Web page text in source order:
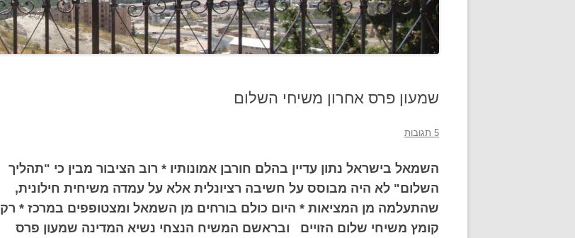
שמעון פרס אחרון משיחי השלום
5 תגובות
השמאל בישראל נתון עדיין בהלם חורבן אמונותיו * רוב הציבור מבין כי "תהליך
השלום" לא היה מבוסס על חשיבה רציונלית אלא על עמדה משיחית חילונית,
שהתעלמה מן המציאות * היום כולם בורחים מן השמאל ומצטופפים במרכז * רק
קומץ משיחי שלום הזויים ובראשם המשיח הנצחי נשיא המדינה שמעון פרס